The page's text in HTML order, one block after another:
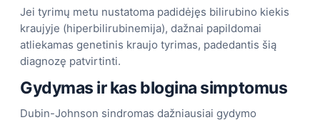
Jei tyrimų metu nustatoma padidėjęs bilirubino kiekis
kraujyje (hiperbilirubinemija), dažnai papildomai
atliekamas genetinis kraujo tyrimas, padedantis šią
diagnozę patvirtinti.
Gydymas ir kas blogina simptomus
Dubin-Johnson sindromas dažniausiai gydymo